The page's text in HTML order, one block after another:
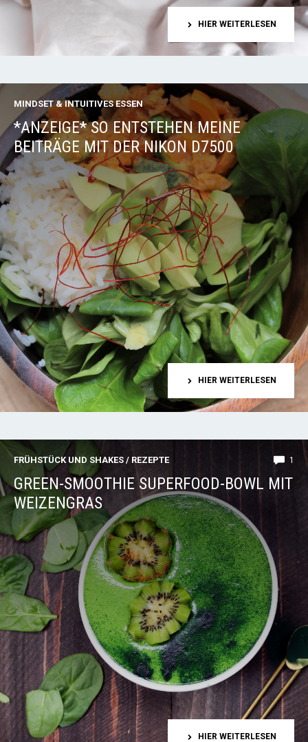
HIER WEITERLESEN
MINDSET & INTUITIVES ESSEN
*ANZEIGE* SO ENTSTEHEN MEINE
BEITRÄGE MIT DER NIKON D7500
HIER WEITERLESEN
FRÜHSTÜCK UND SHAKES / REZEPTE 1
GREEN-SMOOTHIE SUPERFOOD-BOWL MIT
WEIZENGRAS
HIER WEITERLESEN